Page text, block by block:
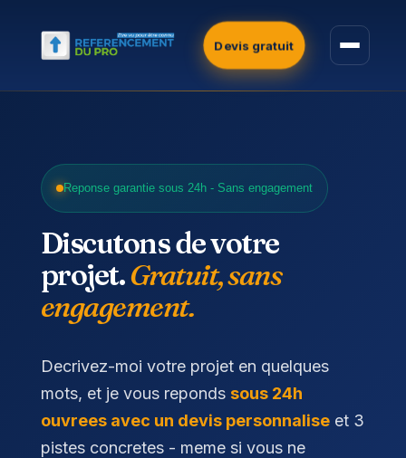
Devis gratuit
Reponse garantie sous 24h - Sans engagement
Discutons de votre
projet.Gratuit, sans
engagement.
Decrivez-moi votre projet en quelques
mots, et je vous reponds sous 24h
ouvrees avec un devis personnaliseet 3
pistes concretes - meme si vous ne